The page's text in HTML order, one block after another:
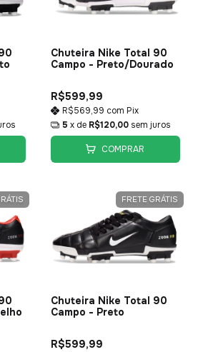
Chuteira Nike Total 90
Campo - Preto/Dourado
R$599,99
R$569,99 com Pix
5 x de R$120,00 sem juros
COMPRAR
FRETE GRÁTIS
Chuteira Nike Total 90
Campo - Preto
R$599,99